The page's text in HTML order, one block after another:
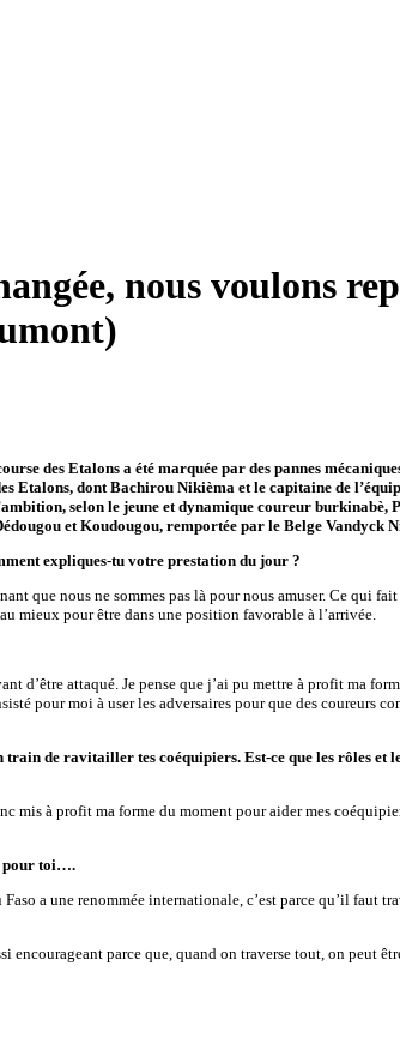
nous voulons
des Etalons a été marquée par des pannes
Etalons, dont Bachirou Nikièma et le capitaine de
selon le jeune et dynamique coureur
et Koudougou, remportée par le Belge Vandyck
expliques-tu votre prestation du jour ?
que nous ne sommes pas là pour nous amuser. Ce qui
mieux pour être dans une position favorable à l’arrivée.
d’être attaqué. Je pense que j’ai pu mettre à profit ma
pour moi à user les adversaires pour que des coureurs
de ravitailler tes coéquipiers. Est-ce que les rôles et
à profit ma forme du moment pour aider mes
pour toi….
a une renommée internationale, c’est parce qu’il faut
parce que, quand on traverse tout, on peut